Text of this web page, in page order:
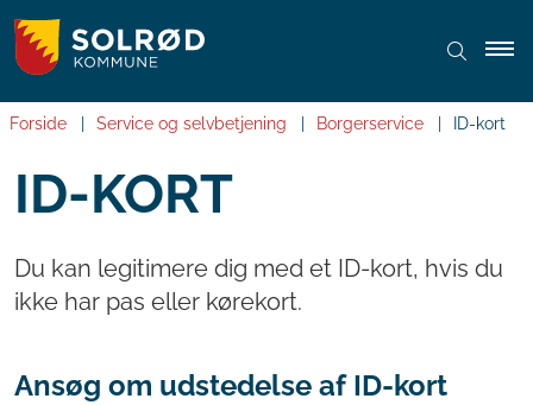
Forside Service og selvbetjening Borgerservice ID-kort
ID-KORT
Du kan legitimere dig med et ID-kort, hvis du
ikke har pas eller kørekort.
Ansøg om udstedelse af ID-kort